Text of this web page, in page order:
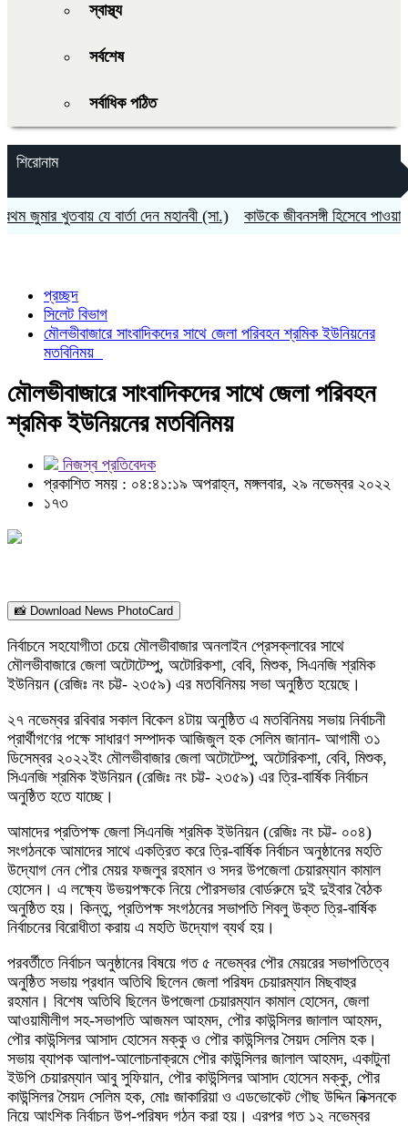
স্বাস্থ্য
সর্বশেষ
সর্বাধিক পঠিত
শিরোনাম
খুতবায় যে বার্তা দেন মহানবী (সা.) কাউকে জীবনসঙ্গী হিসেবে পাওয়ার জন্য
প্রচ্ছদ
সিলেট বিভাগ
মৌলভীবাজারে সাংবাদিকদের সাথে জেলা পরিবহন শ্রমিক ইউনিয়নের
মতবিনিময়
মৌলভীবাজারে সাংবাদিকদের সাথে জেলা পরিবহন
শ্রমিক ইউনিয়নের মতবিনিময়
নিজস্ব প্রতিবেদক
প্রকাশিত সময় : ০৪:৪১:১৯ অপরাহ্ন, মঙ্গলবার, ২৯ নভেম্বর ২০২২
১৭৩
📸 Download News PhotoCard
নির্বাচনে সহযোগীতা চেয়ে মৌলভীবাজার অনলাইন প্রেসক্লাবের সাথে
মৌলভীবাজারে জেলা অটোটেম্পু, অটোরিকশা, বেবি, মিশুক, সিএনজি শ্রমিক
ইউনিয়ন (রেজিঃ নং চট্ট- ২৩৫৯) এর মতবিনিময় সভা অনুষ্ঠিত হয়েছে।
২৭ নভেম্বর রবিবার সকাল বিকেল ৪টায় অনুষ্ঠিত এ মতবিনিময় সভায় নির্বাচনী
প্রার্থীগণের পক্ষে সাধারণ সম্পাদক আজিজুল হক সেলিম জানান- আগামী ৩১
ডিসেম্বর ২০২২ইং মৌলভীবাজার জেলা অটোটেম্পু, অটোরিকশা, বেবি, মিশুক,
সিএনজি শ্রমিক ইউনিয়ন (রেজিঃ নং চট্ট- ২৩৫৯) এর ত্রি-বার্ষিক নির্বাচন
অনুষ্ঠিত হতে যাচ্ছে।
আমাদের প্রতিপক্ষ জেলা সিএনজি শ্রমিক ইউনিয়ন (রেজিঃ নং চট্ট- ০০৪)
সংগঠনকে আমাদের সাথে একত্রিত করে ত্রি-বার্ষিক নির্বাচন অনুষ্ঠানের মহতি
উদ্যোগ নেন পৌর মেয়র ফজলুর রহমান ও সদর উপজেলা চেয়ারম্যান কামাল
হোসেন। এ লক্ষ্যে উভয়পক্ষকে নিয়ে পৌরসভার বোর্ডরুমে দুই দুইবার বৈঠক
অনুষ্ঠিত হয়। কিন্তু, প্রতিপক্ষ সংগঠনের সভাপতি শিবলু উক্ত ত্রি-বার্ষিক
নির্বাচনের বিরোধীতা করায় এ মহতি উদ্যোগ ব্যর্থ হয়।
পরবর্তীতে নির্বাচন অনুষ্ঠানের বিষয়ে গত ৫ নভেম্বর পৌর মেয়রের সভাপতিত্বে
অনুষ্ঠিত সভায় প্রধান অতিথি ছিলেন জেলা পরিষদ চেয়ারম্যান মিছবাহুর
রহমান। বিশেষ অতিথি ছিলেন উপজেলা চেয়ারম্যান কামাল হোসেন, জেলা
আওয়ামীলীগ সহ-সভাপতি আজমল আহমদ, পৌর কাউন্সিলর জালাল আহমদ,
পৌর কাউন্সিলর আসাদ হোসেন মক্কু ও পৌর কাউন্সিলর সৈয়দ সেলিম হক।
সভায় ব্যাপক আলাপ-আলোচনাক্রমে পৌর কাউন্সিলর জালাল আহমদ, একাটুনা
ইউপি চেয়ারম্যান আবু সুফিয়ান, পৌর কাউন্সিলর আসাদ হোসেন মক্কু, পৌর
কাউন্সিলর সৈয়দ সেলিম হক, মোঃ জাকারিয়া ও এডভোকেট গৌছ উদ্দিন নিক্সনকে
নিয়ে আংশিক নির্বাচন উপ-পরিষদ গঠন করা হয়। এরপর গত ১২ নভেম্বর